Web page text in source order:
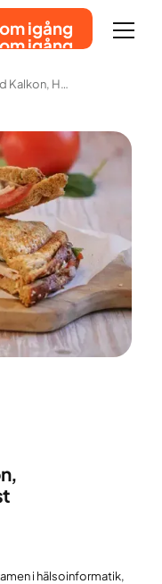
igång
igång
Varm Smörgås Med Kalkon, Honungssenap Och Getost
i hälsoinformatik,